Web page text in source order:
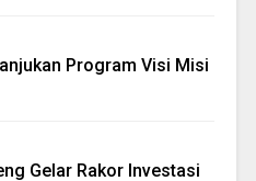
Program Visi Misi
Gelar Rakor Investasi